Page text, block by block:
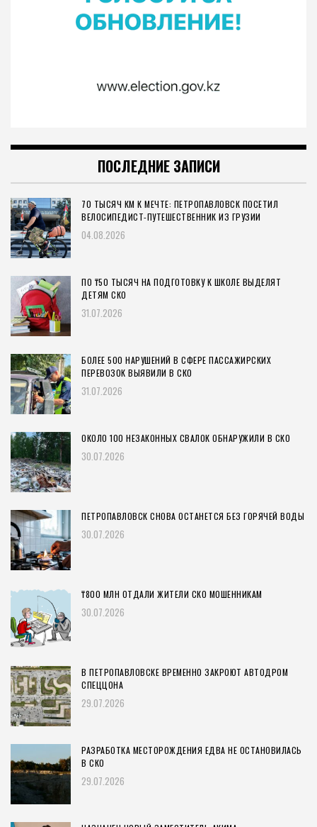
ПОСЛЕДНИЕ ЗАПИСИ
70 ТЫСЯЧ КМ К МЕЧТЕ: ПЕТРОПАВЛОВСК ПОСЕТИЛ
ВЕЛОСИПЕДИСТ-ПУТЕШЕСТВЕННИК ИЗ ГРУЗИИ
04.08.2026
ПО ₸50 ТЫСЯЧ НА ПОДГОТОВКУ К ШКОЛЕ ВЫДЕЛЯТ
ДЕТЯМ СКО
31.07.2026
БОЛЕЕ 500 НАРУШЕНИЙ В СФЕРЕ ПАССАЖИРСКИХ
ПЕРЕВОЗОК ВЫЯВИЛИ В СКО
31.07.2026
ОКОЛО 100 НЕЗАКОННЫХ СВАЛОК ОБНАРУЖИЛИ В СКО
30.07.2026
ПЕТРОПАВЛОВСК СНОВА ОСТАНЕТСЯ БЕЗ ГОРЯЧЕЙ ВОДЫ
30.07.2026
₸800 МЛН ОТДАЛИ ЖИТЕЛИ СКО МОШЕННИКАМ
30.07.2026
В ПЕТРОПАВЛОВСКЕ ВРЕМЕННО ЗАКРОЮТ АВТОДРОМ
СПЕЦЦОНА
29.07.2026
РАЗРАБОТКА МЕСТОРОЖДЕНИЯ ЕДВА НЕ ОСТАНОВИЛАСЬ
В СКО
29.07.2026